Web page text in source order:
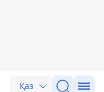
Қаз